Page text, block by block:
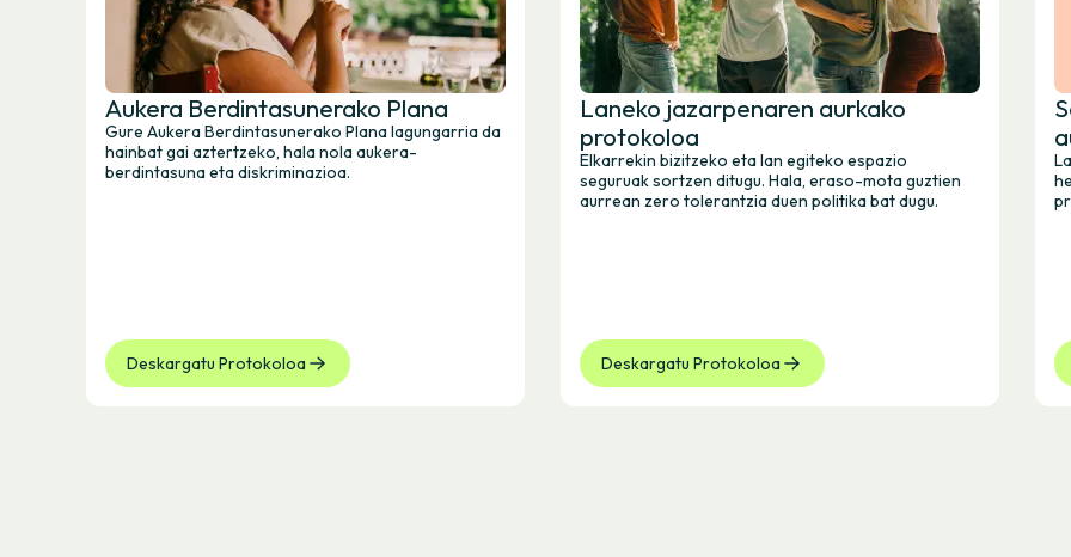
Aukera Berdintasunerako Plana
Gure Aukera Berdintasunerako Plana lagungarria da
hainbat gai aztertzeko, hala nola aukera-
berdintasuna eta diskriminazioa.
Deskargatu Protokoloa
Laneko jazarpenaren aurkako
protokoloa
Elkarrekin bizitzeko eta lan egiteko espazio
seguruak sortzen ditugu. Hala, eraso-mota guztien
aurrean zero tolerantzia duen politika bat dugu.
Deskargatu Protokoloa